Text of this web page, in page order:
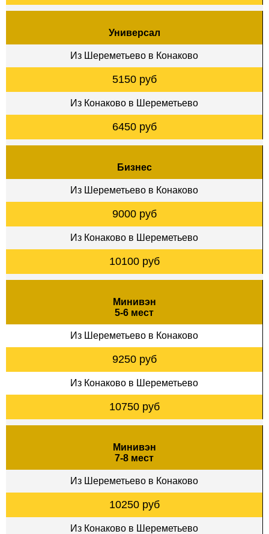
Универсал
Из Шереметьево в Конаково
5150 руб
Из Конаково в Шереметьево
6450 руб
Бизнес
Из Шереметьево в Конаково
9000 руб
Из Конаково в Шереметьево
10100 руб
Минивэн
5-6 мест
Из Шереметьево в Конаково
9250 руб
Из Конаково в Шереметьево
10750 руб
Минивэн
7-8 мест
Из Шереметьево в Конаково
10250 руб
Из Конаково в Шереметьево